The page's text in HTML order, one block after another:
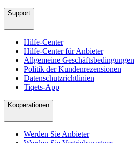
Support
Hilfe-Center
Hilfe-Center für Anbieter
Allgemeine Geschäftsbedingungen
Politik der Kundenrezensionen
Datenschutzrichtlinien
Tiqets-App
Kooperationen
Werden Sie Anbieter